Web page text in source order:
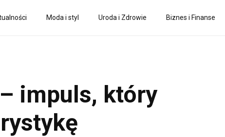
Moda i styl Uroda i Zdrowie Biznes i Finanse
impuls, który